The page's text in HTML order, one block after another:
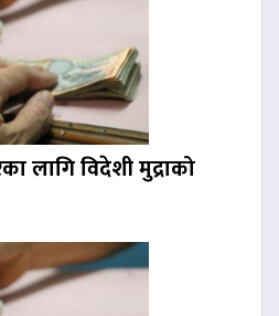
लागि विदेशी मुद्राको